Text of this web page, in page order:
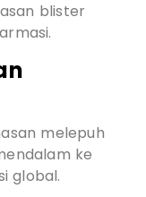
blister
melepuh
ke
global.